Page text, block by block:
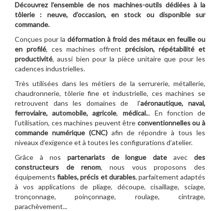
Découvrez l’ensemble de nos machines-outils dédiées à la
tôlerie : neuve, d’occasion, en stock ou disponible sur
commande.
Conçues pour la déformation à froid des métaux en feuille ou
en profilé, ces machines offrent précision, répétabilité et
productivité, aussi bien pour la pièce unitaire que pour les
cadences industrielles.
Très utilisées dans les métiers de la serrurerie, métallerie,
chaudronnerie, tôlerie fine et industrielle, ces machines se
retrouvent dans les domaines de l'aéronautique, naval,
ferroviaire, automobile, agricole, médical... En fonction de
l'utilisation, ces machines peuvent être conventionnelles ou à
commande numérique (CNC) afin de répondre à tous les
niveaux d’exigence et à toutes les configurations d’atelier.
Grâce à nos partenariats de longue dateavec des
constructeurs de renom, nous vous proposons des
équipementsfiables, précis et durables, parfaitement adaptés
à vos applications de pliage, découpe, cisaillage, sciage,
tronçonnage, poinçonnage, roulage, cintrage,
parachèvement...